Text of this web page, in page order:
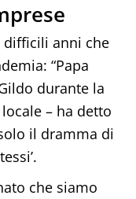
anni che
“Papa
durante la
– ha detto
il dramma di
che siamo